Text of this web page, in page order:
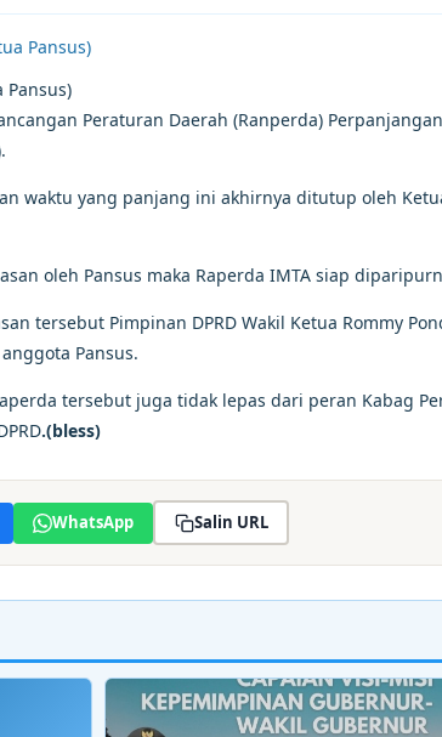
Pansus)
Peraturan Daerah (Ranperda)
waktu yang panjang ini akhirnya ditutup oleh
oleh Pansus maka Raperda IMTA siap
tersebut Pimpinan DPRD Wakil Ketua Rommy
Pansus.
tersebut juga tidak lepas dari peran Kabag
.(bless)
WhatsApp Salin URL